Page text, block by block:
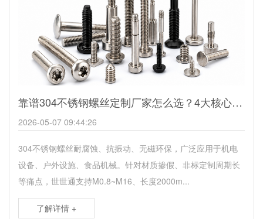
靠谱304不锈钢螺丝定制厂家怎么选？4大核心筛选标准
2026-05-07 09:44:26
304不锈钢螺丝耐腐蚀、抗振动、无磁环保，广泛应用于机电
设备、户外设施、食品机械。针对材质掺假、非标定制周期长
等痛点，世世通支持M0.8~M16、长度2000m...
了解详情 +